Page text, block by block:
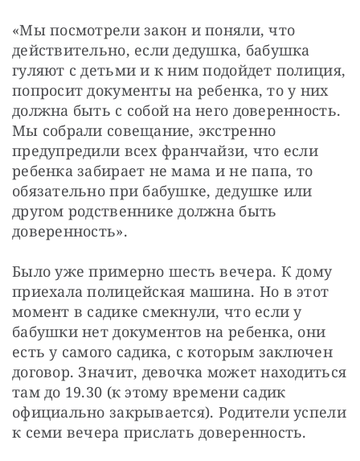
«Мы посмотрели закон и поняли, что
действительно, если дедушка, бабушка
гуляют с детьми и к ним подойдет полиция,
попросит документы на ребенка, то у них
должна быть с собой на него доверенность.
Мы собрали совещание, экстренно
предупредили всех франчайзи, что если
ребенка забирает не мама и не папа, то
обязательно при бабушке, дедушке или
другом родственнике должна быть
доверенность».
Было уже примерно шесть вечера. К дому
приехала полицейская машина. Но в этот
момент в садике смекнули, что если у
бабушки нет документов на ребенка, они
есть у самого садика, с которым заключен
договор. Значит, девочка может находиться
там до 19.30 (к этому времени садик
официально закрывается). Родители успели
к семи вечера прислать доверенность.